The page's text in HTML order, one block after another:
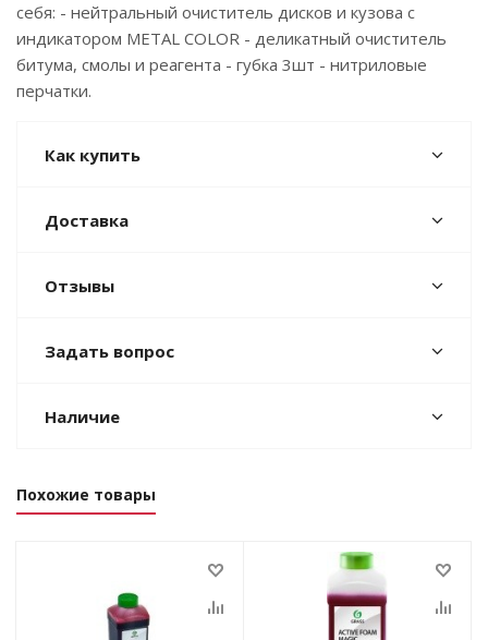
себя: - нейтральный очиститель дисков и кузова с
индикатором METAL COLOR - деликатный очиститель
битума, смолы и реагента - губка 3шт - нитриловые
перчатки.
Как купить
Доставка
Отзывы
Задать вопрос
Наличие
Похожие товары